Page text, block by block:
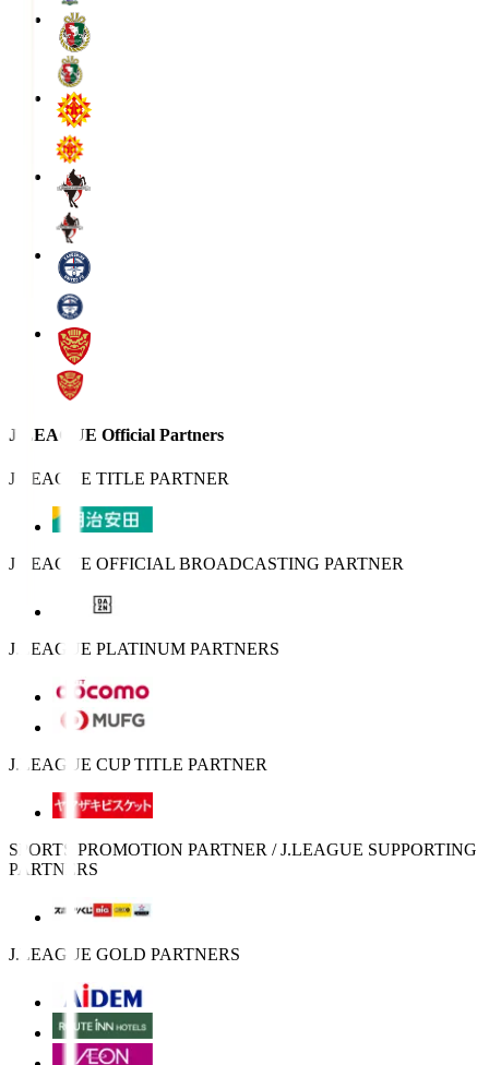
J.LEAGUE Official Partners
J.LEAGUE TITLE PARTNER
J.LEAGUE OFFICIAL BROADCASTING PARTNER
J.LEAGUE PLATINUM PARTNERS
J.LEAGUE CUP TITLE PARTNER
SPORTS PROMOTION PARTNER / J.LEAGUE SUPPORTING
PARTNERS
J.LEAGUE GOLD PARTNERS